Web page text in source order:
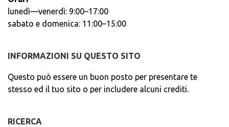
lunedì—venerdì: 9:00–17:00
sabato e domenica: 11:00–15:00
INFORMAZIONI SU QUESTO SITO
Questo può essere un buon posto per presentare te
stesso ed il tuo sito o per includere alcuni crediti.
RICERCA